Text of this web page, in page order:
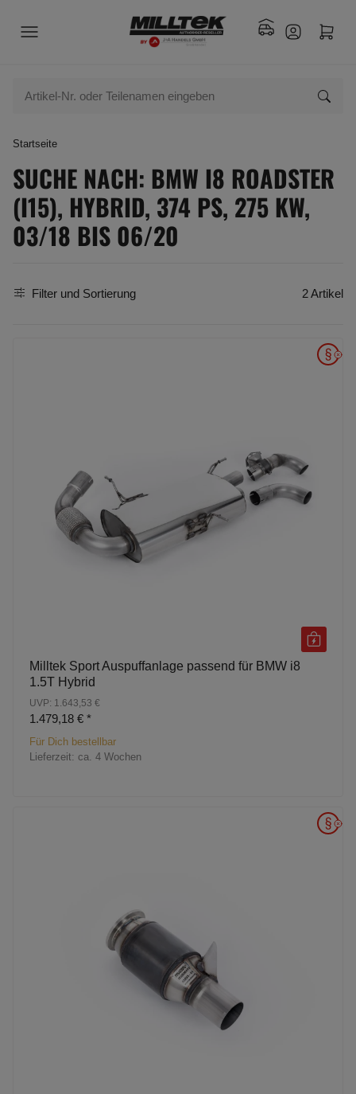
Startseite
SUCHE NACH: BMW I8 ROADSTER
(I15), HYBRID, 374 PS, 275 KW,
03/18 BIS 06/20
Filter und Sortierung 2 Artikel
Milltek Sport Auspuffanlage passend für BMW i8
1.5T Hybrid
UVP: 1.643,53 €
1.479,18 € *
Für Dich bestellbar
Lieferzeit: ca. 4 Wochen